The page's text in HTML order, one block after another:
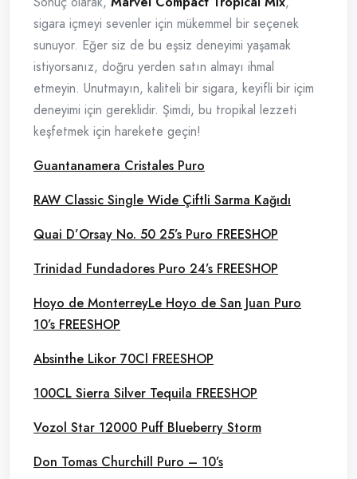
sigara içmeyi sevenler için mükemmel bir seçenek
sunuyor. Eğer siz de bu eşsiz deneyimi yaşamak
istiyorsanız, doğru yerden satın almayı ihmal
etmeyin. Unutmayın, kaliteli bir sigara, keyifli bir içim
deneyimi için gereklidir. Şimdi, bu tropikal lezzeti
keşfetmek için harekete geçin!
Guantanamera Cristales Puro
RAW Classic Single Wide Çiftli Sarma Kağıdı
Quai D’Orsay No. 50 25’s Puro FREESHOP
Trinidad Fundadores Puro 24’s FREESHOP
Hoyo de MonterreyLe Hoyo de San Juan Puro
10’s FREESHOP
Absinthe Likor 70Cl FREESHOP
100CL Sierra Silver Tequila FREESHOP
Vozol Star 12000 Puff Blueberry Storm
Don Tomas Churchill Puro – 10’s